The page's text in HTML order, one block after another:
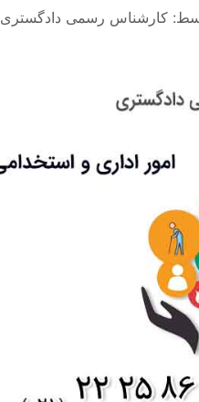
کارشناس رسمی دادگستری